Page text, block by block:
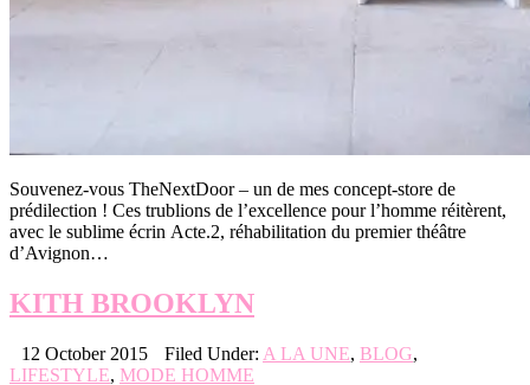
Souvenez-vous TheNextDoor – un de mes concept-store de
prédilection ! Ces trublions de l’excellence pour l’homme réitèrent,
avec le sublime écrin Acte.2, réhabilitation du premier théâtre
d’Avignon…
KITH BROOKLYN
12 October 2015 Filed Under: A LA UNE, BLOG,
LIFESTYLE, MODE HOMME